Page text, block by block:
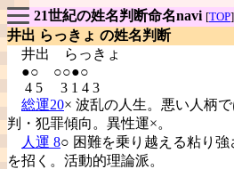
21世紀の姓名判断命名navi [TOP]
井出 らっきょ の姓名判断
井出
らっきょ
●○ ○○●○
4 5 3 1 4 3
総運20× 波乱の人生。悪い人柄
判・犯罪傾向。異性運×。
人運 8○ 困難を乗り越える粘り
を招く。活動的理論派。